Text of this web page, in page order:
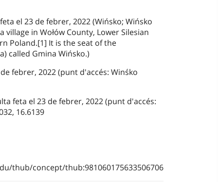
el 23 de febrer, 2022 (Wińsko; Wińsko
village in Wołów County, Lower Silesian
Poland.[1] It is the seat of the
called Gmina Wińsko.)
febrer, 2022 (punt d'accés: Winśko
feta el 23 de febrer, 2022 (punt d'accés:
16.6139
thub/concept/thub:981060175633506706